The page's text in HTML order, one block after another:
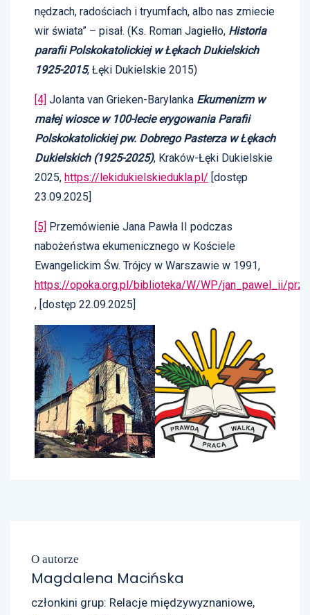
nędzach, radościach i tryumfach, albo nas zmiecie
wir świata” – pisał. (Ks. Roman Jagiełło, Historia
parafii Polskokatolickiej w Łękach Dukielskich
1925-2015, Łęki Dukielskie 2015)
[4] Jolanta van Grieken-Barylanka Ekumenizm w
małej wiosce w 100-lecie erygowania Parafii
Polskokatolickiej pw. Dobrego Pasterza w Łękach
Dukielskich (1925-2025), Kraków-Łęki Dukielskie
2025, https://lekidukielskiedukla.pl/ [dostęp
23.09.2025]
[5] Przemówienie Jana Pawła II podczas
nabożeństwa ekumenicznego w Kościele
Ewangelickim Św. Trójcy w Warszawie w 1991,
https://opoka.org.pl/biblioteka/W/WP/jan_pawel_ii/
, [dostęp 22.09.2025]
O autorze
Magdalena Macińska
członkini grup: Relacje międzywyznaniowe,